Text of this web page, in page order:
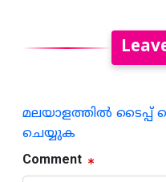
മലയാളത്തില്‍ ടൈപ്പ്
ചെയ്യുക
Comment